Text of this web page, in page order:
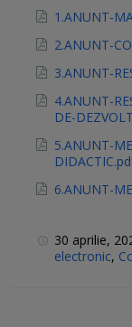
1.ANUNT-
2.ANUNT-
3.ANUNT-
4.ANUNT-
DE-
5.ANUNT-
6.ANUNT-
30 aprilie,
electronic,